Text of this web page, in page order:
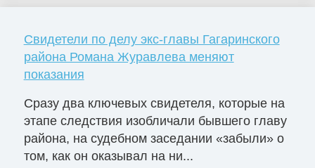
Свидетели по делу экс-главы Гагаринского
района Романа Журавлева меняют
показания
Сразу два ключевых свидетеля, которые на
этапе следствия изобличали бывшего главу
района, на судебном заседании «забыли» о
том, как он оказывал на ни...